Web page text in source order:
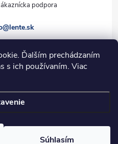
Ďalším prechádzaním
s ich používaním. Viac
Súhlasím
@lente.sk
. Všetky práva vyhradené.